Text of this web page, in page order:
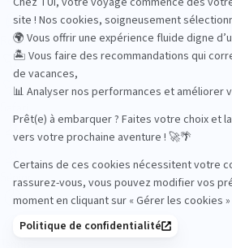
Road Trips
Sénior